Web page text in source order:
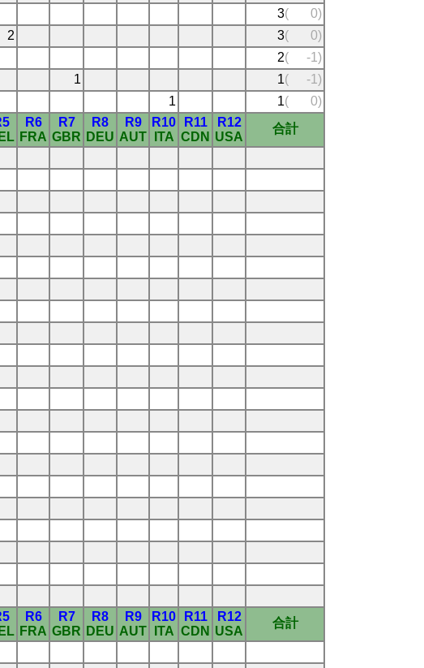
3(
0)
2 3(
0)
2(
-1)
1 1(
-1)
1 1(
0)
R6
FRA
R7
GBR
R8
DEU
R9
AUT
R10
ITA
R11
CDN
R12
USA
合計
R6
FRA
R7
GBR
R8
DEU
R9
AUT
R10
ITA
R11
CDN
R12
USA
合計